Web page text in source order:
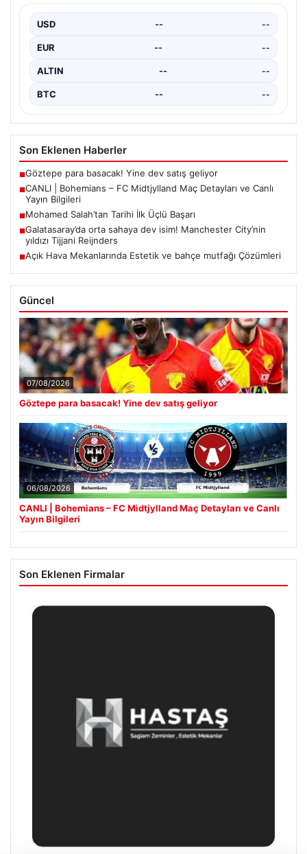
Ağustos 2026 tarihinde Dublin’deki Dalymount…
USD -- --
EUR -- --
ALTIN -- --
BTC -- --
Son Eklenen Haberler
■Göztepe para basacak! Yine dev satış geliyor
■CANLI | Bohemians – FC Midtjylland Maç Detayları ve Canlı
Yayın Bilgileri
■Mohamed Salah’tan Tarihi İlk Üçlü Başarı
■Galatasaray’da orta sahaya dev isim! Manchester City’nin
yıldızı Tijjani Reijnders
■Açık Hava Mekanlarında Estetik ve bahçe mutfağı Çözümleri
Güncel
07/08/2026
Göztepe para basacak! Yine dev satış geliyor
06/08/2026
CANLI | Bohemians – FC Midtjylland Maç Detayları ve Canlı
Yayın Bilgileri
Son Eklenen Firmalar